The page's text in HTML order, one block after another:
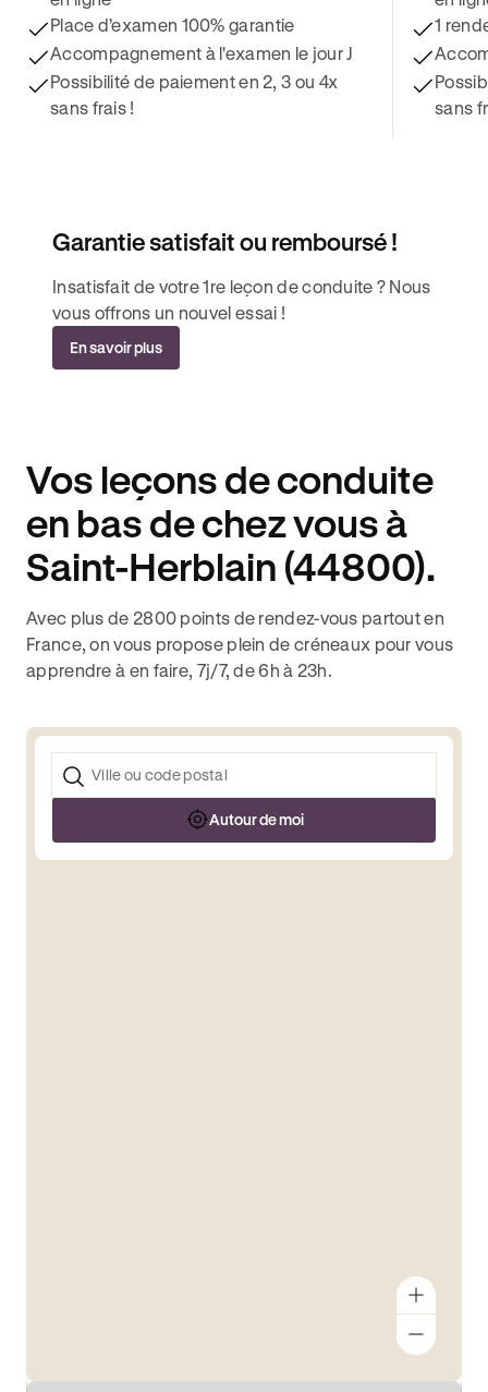
Place d’examen 100% garantie
Accompagnement à l'examen le jour J
Possibilité de paiement en 2, 3 ou 4x
sans frais !
1
sans
Garantie satisfait ou remboursé !
Insatisfait de votre 1re leçon de conduite ? Nous
vous offrons un nouvel essai !
En savoir plus
Vos leçons de conduite
en bas de chez vous à
Saint-Herblain (44800).
Avec plus de 2800 points de rendez-vous partout en
France, on vous propose plein de créneaux pour vous
apprendre à en faire, 7j/7, de 6h à 23h.
Autour de moi